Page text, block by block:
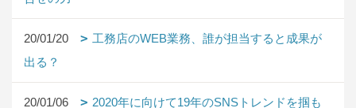
20/01/20
工務店のWEB業務、誰が担当すると成果が
出る？
20/01/06
2020年に向けて19年のSNSトレンドを掴も